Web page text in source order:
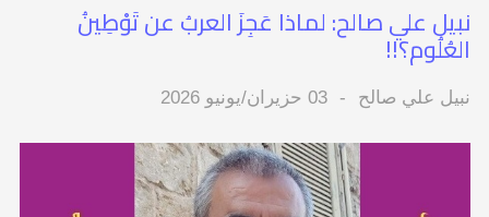
نبيل علي صالح: لماذا عَجِزَ العربُ عن تَوْطِينُ
العُلُوم؟!!
نبيل علي صالح 03 حزيران/يونيو 2026